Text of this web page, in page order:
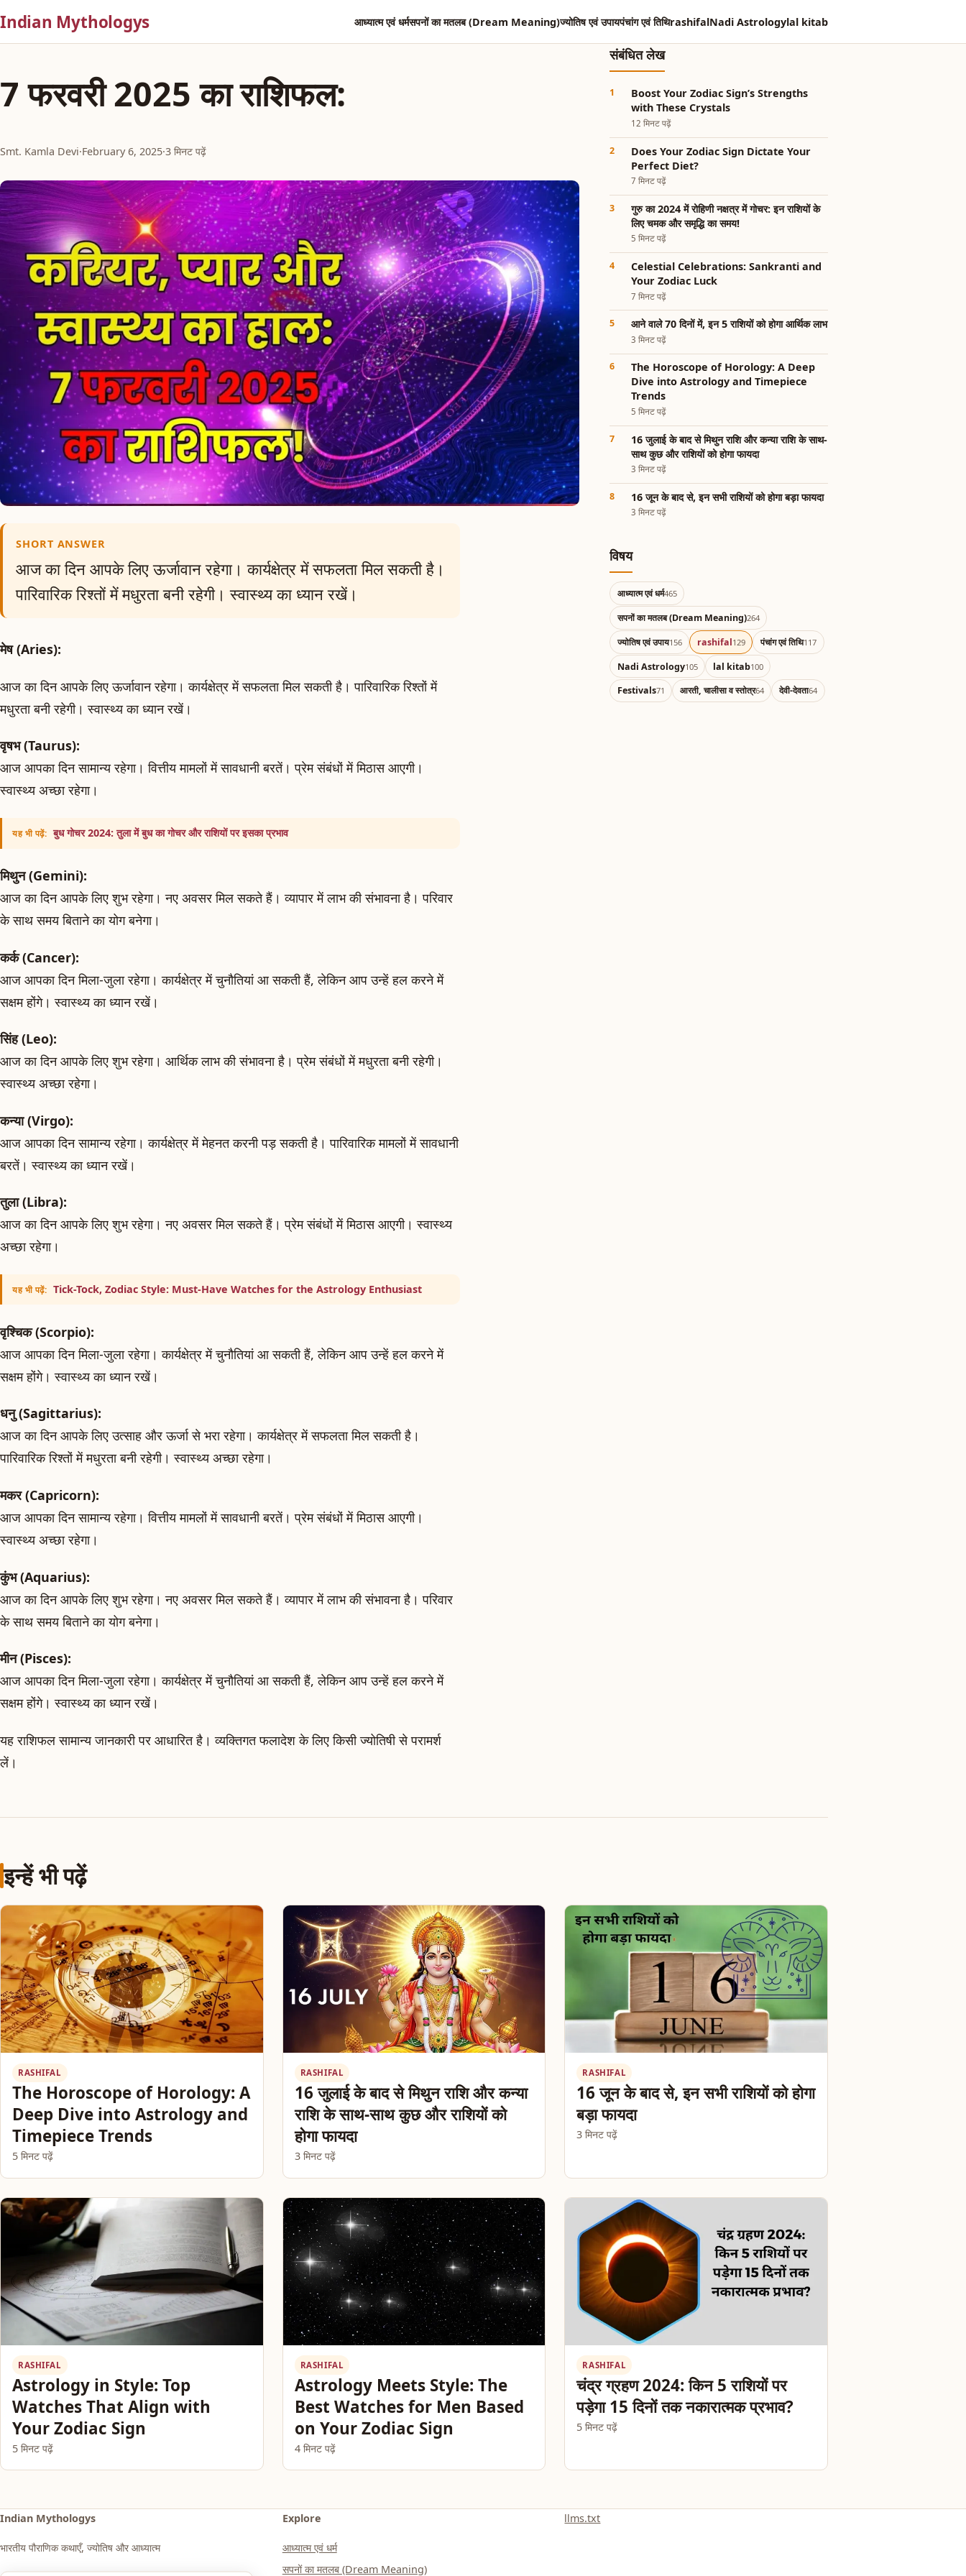
Indian Mythologys आध्यात्म एवं धर्मसपनों का मतलब (Dream Meaning)ज्योतिष एवं उपायपंचांग एवं तिथिrashifalNadi Astrologylal kitab
7 फरवरी 2025 का राशिफल:
Smt. Kamla Devi·February 6, 2025·3 मिनट पढ़ें
SHORT ANSWER
आज का दिन आपके लिए ऊर्जावान रहेगा। कार्यक्षेत्र में सफलता मिल सकती है।
पारिवारिक रिश्तों में मधुरता बनी रहेगी। स्वास्थ्य का ध्यान रखें।
मेष (Aries):
आज का दिन आपके लिए ऊर्जावान रहेगा। कार्यक्षेत्र में सफलता मिल सकती है। पारिवारिक रिश्तों में
मधुरता बनी रहेगी। स्वास्थ्य का ध्यान रखें।
वृषभ (Taurus):
आज आपका दिन सामान्य रहेगा। वित्तीय मामलों में सावधानी बरतें। प्रेम संबंधों में मिठास आएगी।
स्वास्थ्य अच्छा रहेगा।
यह भी पढ़ें: बुध गोचर 2024: तुला में बुध का गोचर और राशियों पर इसका प्रभाव
मिथुन (Gemini):
आज का दिन आपके लिए शुभ रहेगा। नए अवसर मिल सकते हैं। व्यापार में लाभ की संभावना है। परिवार
के साथ समय बिताने का योग बनेगा।
कर्क (Cancer):
आज आपका दिन मिला-जुला रहेगा। कार्यक्षेत्र में चुनौतियां आ सकती हैं, लेकिन आप उन्हें हल करने में
सक्षम होंगे। स्वास्थ्य का ध्यान रखें।
सिंह (Leo):
आज का दिन आपके लिए शुभ रहेगा। आर्थिक लाभ की संभावना है। प्रेम संबंधों में मधुरता बनी रहेगी।
स्वास्थ्य अच्छा रहेगा।
कन्या (Virgo):
आज आपका दिन सामान्य रहेगा। कार्यक्षेत्र में मेहनत करनी पड़ सकती है। पारिवारिक मामलों में सावधानी
बरतें। स्वास्थ्य का ध्यान रखें।
तुला (Libra):
आज का दिन आपके लिए शुभ रहेगा। नए अवसर मिल सकते हैं। प्रेम संबंधों में मिठास आएगी। स्वास्थ्य
अच्छा रहेगा।
यह भी पढ़ें: Tick-Tock, Zodiac Style: Must-Have Watches for the Astrology Enthusiast
वृश्चिक (Scorpio):
आज आपका दिन मिला-जुला रहेगा। कार्यक्षेत्र में चुनौतियां आ सकती हैं, लेकिन आप उन्हें हल करने में
सक्षम होंगे। स्वास्थ्य का ध्यान रखें।
धनु (Sagittarius):
आज का दिन आपके लिए उत्साह और ऊर्जा से भरा रहेगा। कार्यक्षेत्र में सफलता मिल सकती है।
पारिवारिक रिश्तों में मधुरता बनी रहेगी। स्वास्थ्य अच्छा रहेगा।
मकर (Capricorn):
आज आपका दिन सामान्य रहेगा। वित्तीय मामलों में सावधानी बरतें। प्रेम संबंधों में मिठास आएगी।
स्वास्थ्य अच्छा रहेगा।
कुंभ (Aquarius):
आज का दिन आपके लिए शुभ रहेगा। नए अवसर मिल सकते हैं। व्यापार में लाभ की संभावना है। परिवार
के साथ समय बिताने का योग बनेगा।
मीन (Pisces):
आज आपका दिन मिला-जुला रहेगा। कार्यक्षेत्र में चुनौतियां आ सकती हैं, लेकिन आप उन्हें हल करने में
सक्षम होंगे। स्वास्थ्य का ध्यान रखें।
यह राशिफल सामान्य जानकारी पर आधारित है। व्यक्तिगत फलादेश के लिए किसी ज्योतिषी से परामर्श
लें।
संबंधित लेख
Boost Your Zodiac Sign’s Strengths
with These Crystals
12 मिनट पढ़ें
Does Your Zodiac Sign Dictate Your
Perfect Diet?
7 मिनट पढ़ें
गुरु का 2024 में रोहिणी नक्षत्र में गोचर: इन राशियों के
लिए चमक और समृद्धि का समय!
5 मिनट पढ़ें
Celestial Celebrations: Sankranti and
Your Zodiac Luck
7 मिनट पढ़ें
आने वाले 70 दिनों में, इन 5 राशियों को होगा आर्थिक लाभ
3 मिनट पढ़ें
The Horoscope of Horology: A Deep
Dive into Astrology and Timepiece
Trends
5 मिनट पढ़ें
16 जुलाई के बाद से मिथुन राशि और कन्या राशि के साथ-
साथ कुछ और राशियों को होगा फायदा
3 मिनट पढ़ें
16 जून के बाद से, इन सभी राशियों को होगा बड़ा फायदा
3 मिनट पढ़ें
विषय
आध्यात्म एवं धर्म465
सपनों का मतलब (Dream Meaning)264
ज्योतिष एवं उपाय156 rashifal129 पंचांग एवं तिथि117
Nadi Astrology105 lal kitab100
Festivals71 आरती, चालीसा व स्तोत्र64 देवी-देवता64
इन्हें भी पढ़ें
RASHIFAL
The Horoscope of Horology: A
Deep Dive into Astrology and
Timepiece Trends
5 मिनट पढ़ें
RASHIFAL
16 जुलाई के बाद से मिथुन राशि और कन्या
राशि के साथ-साथ कुछ और राशियों को
होगा फायदा
3 मिनट पढ़ें
RASHIFAL
16 जून के बाद से, इन सभी राशियों को होगा
बड़ा फायदा
3 मिनट पढ़ें
RASHIFAL
Astrology in Style: Top
Watches That Align with
Your Zodiac Sign
5 मिनट पढ़ें
RASHIFAL
Astrology Meets Style: The
Best Watches for Men Based
on Your Zodiac Sign
4 मिनट पढ़ें
RASHIFAL
चंद्र ग्रहण 2024: किन 5 राशियों पर
पड़ेगा 15 दिनों तक नकारात्मक प्रभाव?
5 मिनट पढ़ें
Indian Mythologys
भारतीय पौराणिक कथाएँ, ज्योतिष और आध्यात्म
Explore
आध्यात्म एवं धर्म
सपनों का मतलब (Dream Meaning)
llms.txt